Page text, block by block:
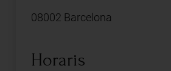
08002 Barcelona
Horaris